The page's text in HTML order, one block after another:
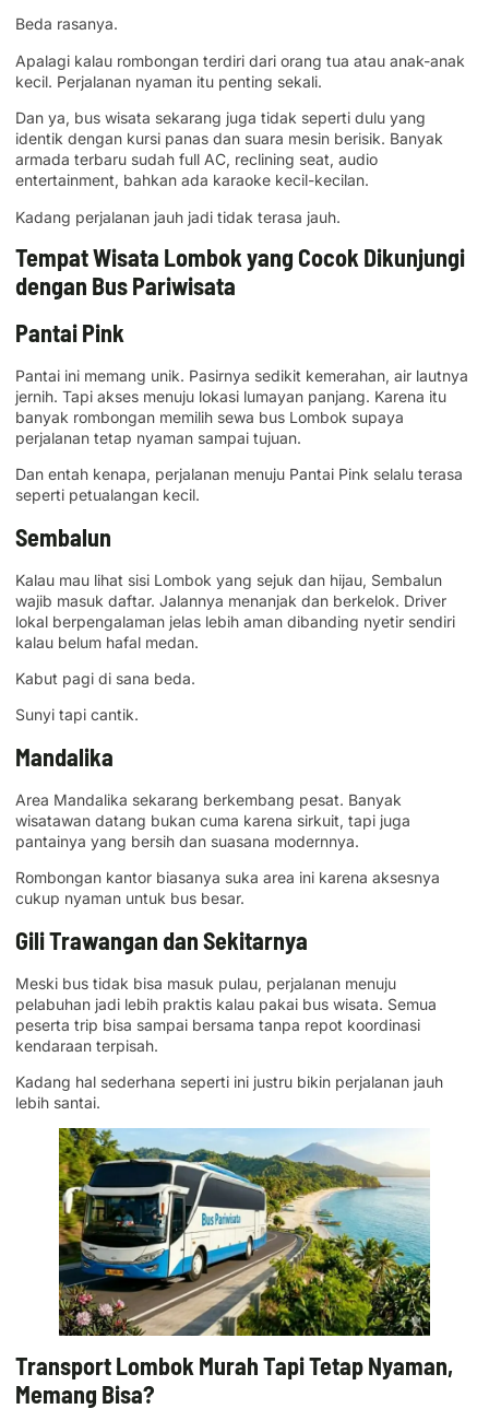
Beda rasanya.
Apalagi kalau rombongan terdiri dari orang tua atau anak-anak
kecil. Perjalanan nyaman itu penting sekali.
Dan ya, bus wisata sekarang juga tidak seperti dulu yang
identik dengan kursi panas dan suara mesin berisik. Banyak
armada terbaru sudah full AC, reclining seat, audio
entertainment, bahkan ada karaoke kecil-kecilan.
Kadang perjalanan jauh jadi tidak terasa jauh.
Tempat Wisata Lombok yang Cocok Dikunjungi
dengan Bus Pariwisata
Pantai Pink
Pantai ini memang unik. Pasirnya sedikit kemerahan, air lautnya
jernih. Tapi akses menuju lokasi lumayan panjang. Karena itu
banyak rombongan memilih sewa bus Lombok supaya
perjalanan tetap nyaman sampai tujuan.
Dan entah kenapa, perjalanan menuju Pantai Pink selalu terasa
seperti petualangan kecil.
Sembalun
Kalau mau lihat sisi Lombok yang sejuk dan hijau, Sembalun
wajib masuk daftar. Jalannya menanjak dan berkelok. Driver
lokal berpengalaman jelas lebih aman dibanding nyetir sendiri
kalau belum hafal medan.
Kabut pagi di sana beda.
Sunyi tapi cantik.
Mandalika
Area Mandalika sekarang berkembang pesat. Banyak
wisatawan datang bukan cuma karena sirkuit, tapi juga
pantainya yang bersih dan suasana modernnya.
Rombongan kantor biasanya suka area ini karena aksesnya
cukup nyaman untuk bus besar.
Gili Trawangan dan Sekitarnya
Meski bus tidak bisa masuk pulau, perjalanan menuju
pelabuhan jadi lebih praktis kalau pakai bus wisata. Semua
peserta trip bisa sampai bersama tanpa repot koordinasi
kendaraan terpisah.
Kadang hal sederhana seperti ini justru bikin perjalanan jauh
lebih santai.
Transport Lombok Murah Tapi Tetap Nyaman,
Memang Bisa?